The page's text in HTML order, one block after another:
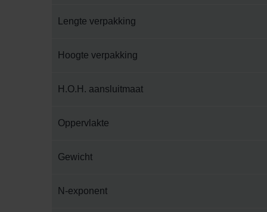
Lengte verpakking
Hoogte verpakking
H.O.H. aansluitmaat
Oppervlakte
Gewicht
N-exponent